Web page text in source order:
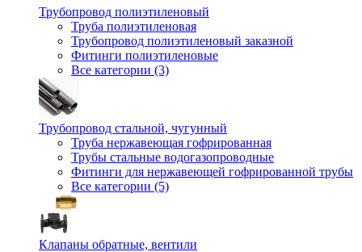
Трубопровод полиэтиленовый
Труба полиэтиленовая
Трубопровод полиэтиленовый заказной
Фитинги полиэтиленовые
Все категории (3)
Трубопровод стальной, чугунный
Труба нержавеющая гофрированная
Трубы стальные водогазопроводные
Фитинги для нержавеющей гофрированной трубы
Все категории (5)
Клапаны обратные, вентили